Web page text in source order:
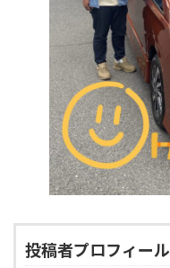
投稿者プロフィール